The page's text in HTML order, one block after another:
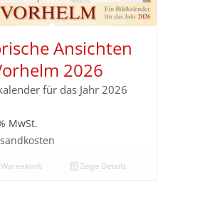
Ansichten
2026
für das Jahr 2026
MwSt.
Zeige Details